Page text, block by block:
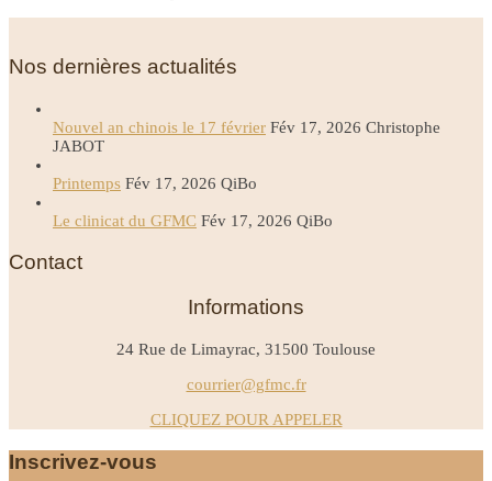
Nos dernières actualités
Nouvel an chinois le 17 février Fév 17, 2026 Christophe
JABOT
Printemps Fév 17, 2026 QiBo
Le clinicat du GFMC Fév 17, 2026 QiBo
Contact
Informations
24 Rue de Limayrac, 31500 Toulouse
courrier@gfmc.fr
CLIQUEZ POUR APPELER
Inscrivez-vous